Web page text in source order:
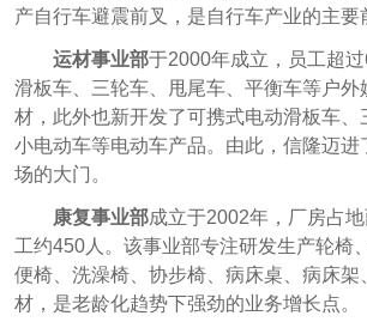
产自行车避震前叉，是自行车产业的主要
运材事业部于2000年成立，员工超
滑板车、三轮车、甩尾车、平衡车等户外
材，此外也新开发了可携式电动滑板车、
小电动车等电动车产品。由此，信隆迈进
场的大门。
康复事业部成立于2002年，厂房占
工约450人。该事业部专注研发生产轮椅
便椅、洗澡椅、协步椅、病床桌、病床架
材，是老龄化趋势下强劲的业务增长点。